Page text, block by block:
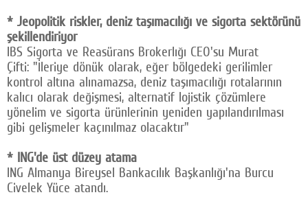
* Jeopolitik riskler, deniz taşımacılığı ve sigorta sektörünü
şekillendiriyor
IBS Sigorta ve Reasürans Brokerlığı CEO'su Murat
Çifti: "İleriye dönük olarak, eğer bölgedeki gerilimler
kontrol altına alınamazsa, deniz taşımacılığı rotalarının
kalıcı olarak değişmesi, alternatif lojistik çözümlere
yönelim ve sigorta ürünlerinin yeniden yapılandırılması
gibi gelişmeler kaçınılmaz olacaktır"
* ING'de üst düzey atama
ING Almanya Bireysel Bankacılık Başkanlığı'na Burcu
Civelek Yüce atandı.